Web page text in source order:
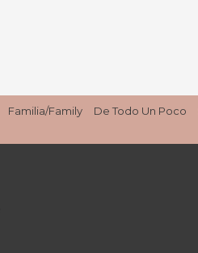
Familia/Family De Todo Un Poco